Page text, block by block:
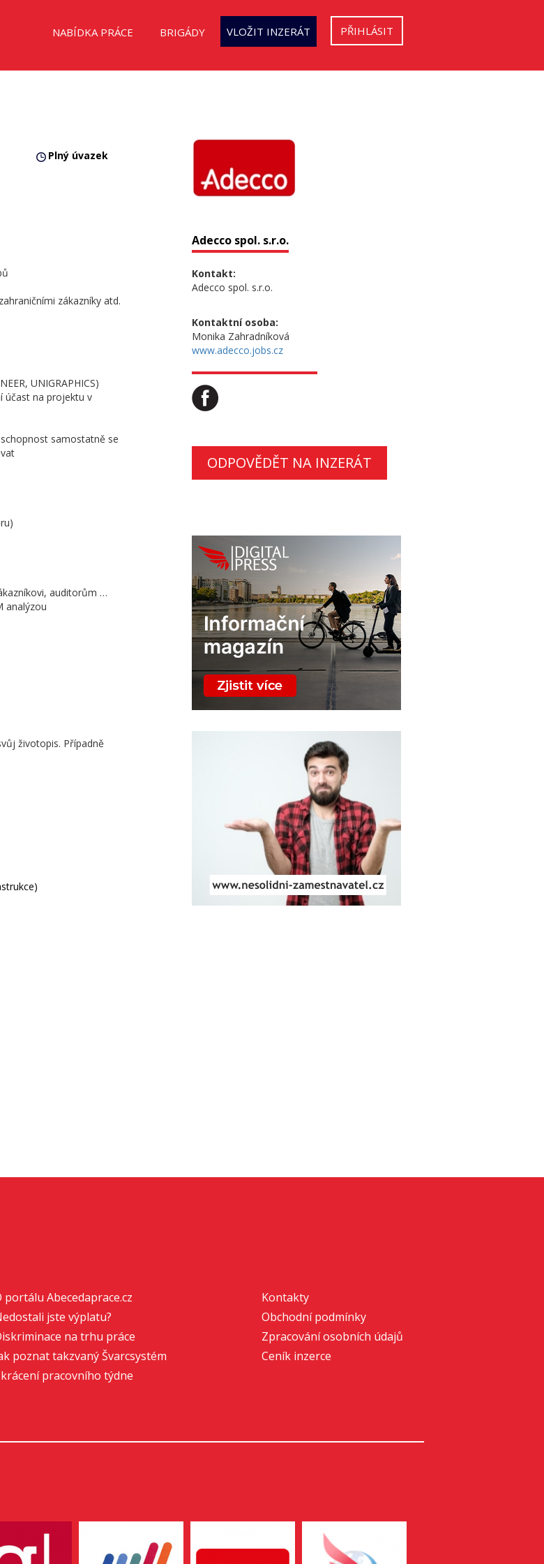
NABÍDKA PRÁCE BRIGÁDY VLOŽIT INZERÁT PŘIHLÁSIT
Plný úvazek
zákazníky atd.
UNIGRAPHICS)
účast na projektu v
samostatně se
auditorům …
analýzou
životopis. Případně
Adecco spol. s.r.o.
Kontakt:
Adecco spol. s.r.o.
Kontaktní osoba:
Monika Zahradníková
www.adecco.jobs.cz
ODPOVĚDĚT NA INZERÁT
portálu Abecedaprace.cz
jste výplatu?
na trhu práce
poznat takzvaný Švarcsystém
pracovního týdne
Kontakty
Obchodní podmínky
Zpracování osobních údajů
Ceník inzerce